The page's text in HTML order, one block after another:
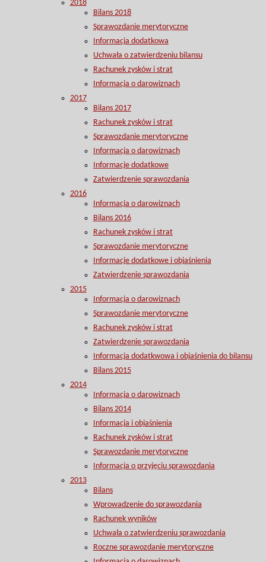
2018
Bilans 2018
Sprawozdanie merytoryczne
Informacja dodatkowa
Uchwała o zatwierdzeniu bilansu
Rachunek zysków i strat
Informacja o darowiznach
2017
Bilans 2017
Rachunek zysków i strat
Sprawozdanie merytoryczne
Informacja o darowiznach
Informacje dodatkowe
Zatwierdzenie sprawozdania
2016
Informacja o darowiznach
Bilans 2016
Rachunek zysków i strat
Sprawozdanie merytoryczne
Informacje dodatkowe i objaśnienia
Zatwierdzenie sprawozdania
2015
Informacja o darowiznach
Sprawozdanie merytoryczne
Rachunek zysków i strat
Zatwierdzenie sprawozdania
Informacja dodatkwowa i objaśnienia do bilansu
Bilans 2015
2014
Informacja o darowiznach
Bilans 2014
Informacja i objaśnienia
Rachunek zysków i strat
Sprawozdanie merytoryczne
Informacja o przyjęciu sprawozdania
2013
Bilans
Wprowadzenie do sprawozdania
Rachunek wyników
Uchwała o zatwierdzeniu sprawozdania
Roczne sprawozdanie merytoryczne